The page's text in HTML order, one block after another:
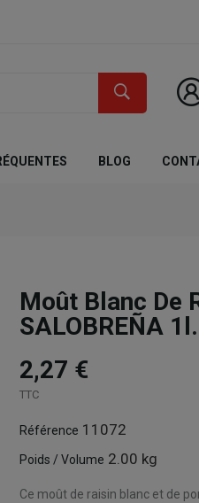
BLOG
Moût Blanc De
SALOBREÑA 1l.
2,27 €
TTC
Référence 11072
Poids / Volume 2.00 kg
Ce moût de raisin blanc et de